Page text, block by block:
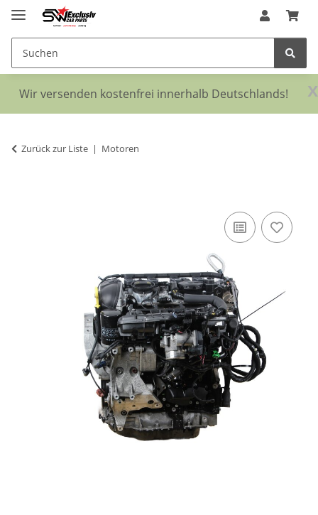
x
Wir versenden kostenfrei innerhalb Deutschlands!
Zurück zur Liste Motoren